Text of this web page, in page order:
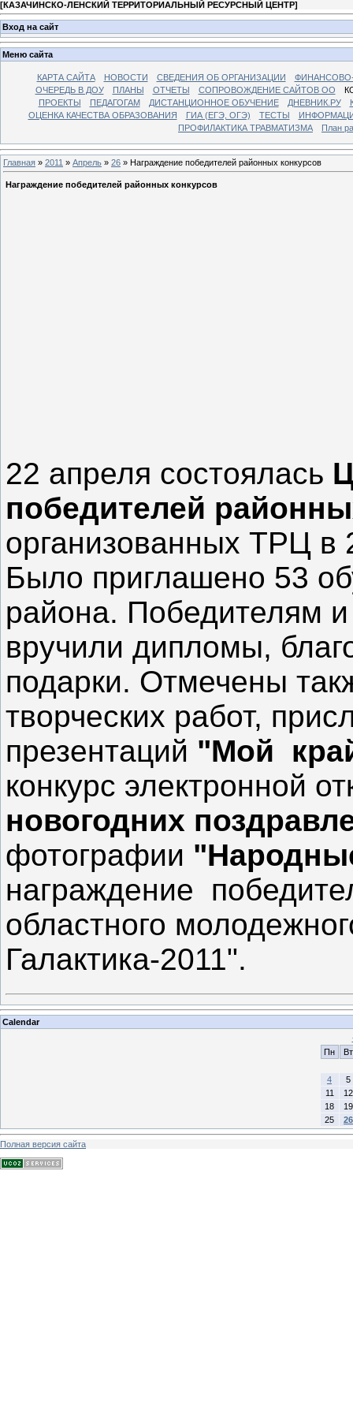
[КАЗАЧИНСКО-ЛЕНСКИЙ ТЕРРИТОРИАЛЬНЫЙ РЕСУРСНЫЙ ЦЕНТР]
Вход на сайт
Меню сайта
КАРТА САЙТА НОВОСТИ СВЕДЕНИЯ ОБ ОРГАНИЗАЦИИ
ОЧЕРЕДЬ В ДОУ
ПЛАНЫ ОТЧЕТЫ СОПРОВОЖДЕНИЕ САЙТОВ ОО
ПРОЕКТЫ
ПЕДАГОГАМ ДИСТАНЦИОННОЕ ОБУЧЕНИЕ ДНЕВНИК.РУ
ОЦЕНКА КАЧЕСТВА ОБРАЗОВАНИЯ
ГИА (ЕГЭ, ОГЭ) ТЕСТЫ
ПРОФИЛАКТИКА ТРАВМАТИЗМА
План
Главная » 2011 » Апрель » 26 » Награждение победителей районных конкурсов
Награждение победителей районных конкурсов
22 апреля состоялась
победителей
организованных ТРЦ в
Было приглашено 53
района. Победителям и
вручили дипломы,
подарки. Отмечены
творческих работ,
презентаций "Мой
конкурс электронной
новогодних
фотографии
награждение
областного
Галактика-2011".
Calendar
Пн
Вт
4
5
11
12
18
19
25
26
Полная версия сайта